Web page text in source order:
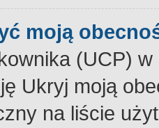
moją
(UCP) w
Ukryj moją
na liście